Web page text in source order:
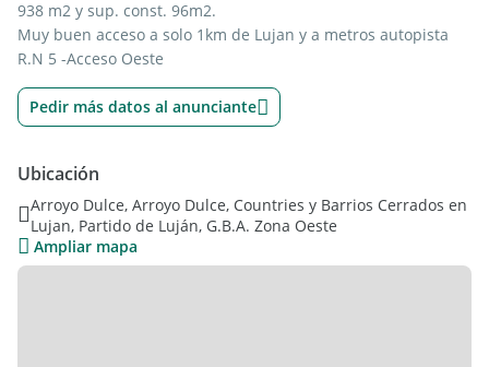
938 m2 y sup. const. 96m2.
Muy buen acceso a solo 1km de Lujan y a metros autopista
R.N 5 -Acceso Oeste
Pedir más datos al anunciante
Ubicación
Arroyo Dulce, Arroyo Dulce, Countries y Barrios Cerrados en
Lujan, Partido de Luján, G.B.A. Zona Oeste
Ampliar mapa